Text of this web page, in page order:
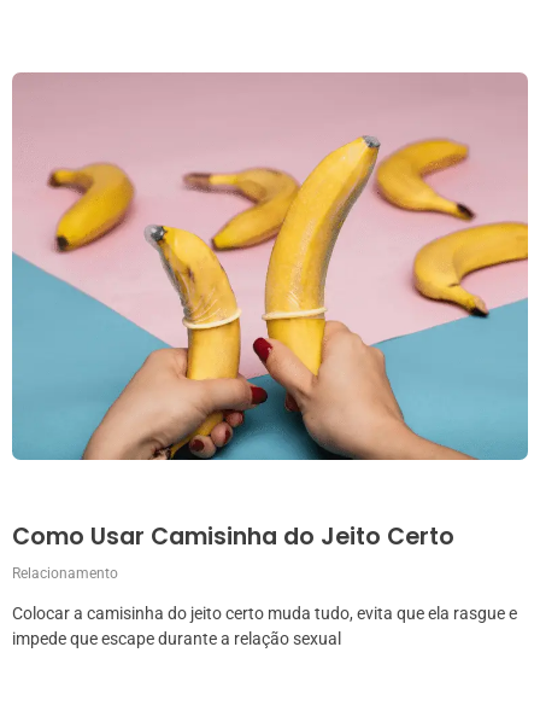
Como Usar Camisinha do Jeito Certo
Relacionamento
Colocar a camisinha do jeito certo muda tudo, evita que ela rasgue e
impede que escape durante a relação sexual